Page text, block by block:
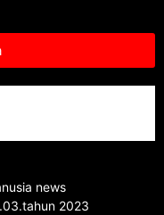
news
2023